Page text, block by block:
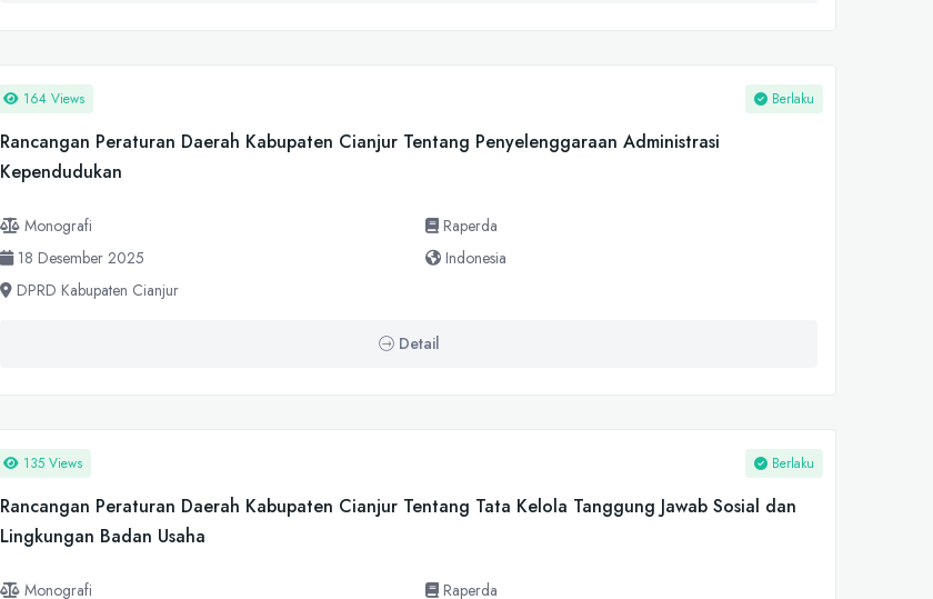
164 Views Berlaku
Rancangan Peraturan Daerah Kabupaten Cianjur Tentang Penyelenggaraan Administrasi
Kependudukan
Monografi
Raperda
18 Desember 2025
Indonesia
DPRD Kabupaten Cianjur
Detail
135 Views Berlaku
Rancangan Peraturan Daerah Kabupaten Cianjur Tentang Tata Kelola Tanggung Jawab Sosial dan
Lingkungan Badan Usaha
Monografi Raperda